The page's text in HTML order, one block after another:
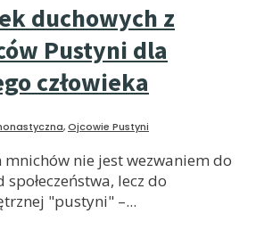
duchowych z
Pustyni dla
człowieka
,Ojcowie Pustyni
mnichów nie jest wezwaniem do
lecz do
"pustyni" –...